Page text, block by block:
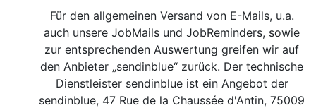
Für den allgemeinen Versand von E-Mails, u.a.
auch unsere JobMails und JobReminders, sowie
zur entsprechenden Auswertung greifen wir auf
den Anbieter „sendinblue“ zurück. Der technische
Dienstleister sendinblue ist ein Angebot der
sendinblue, 47 Rue de la Chaussée d'Antin, 75009